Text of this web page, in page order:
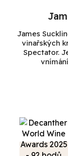
James
vinařských
Spectator.